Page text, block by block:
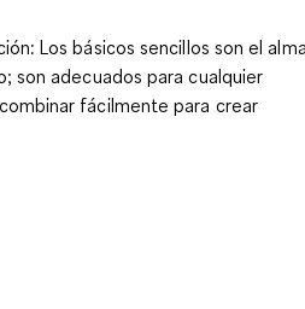
: Los básicos sencillos son el
son adecuados para cualquier
fácilmente para crear